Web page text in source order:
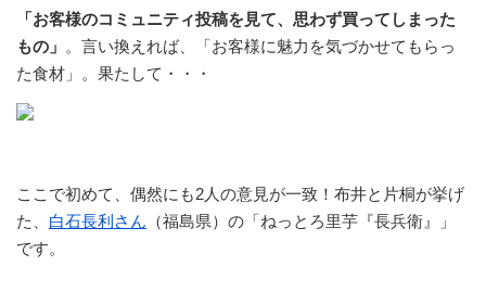
「お客様のコミュニティ投稿を見て、思わず買ってしまった
もの」 。言い換えれば、「お客様に魅力を気づかせてもらっ
た食材」。果たして・・・
ここで初めて、偶然にも2人の意見が一致！布井と片桐が挙げ
た、 白石長利さん （福島県）の「ねっとろ里芋『長兵衛』」
です。